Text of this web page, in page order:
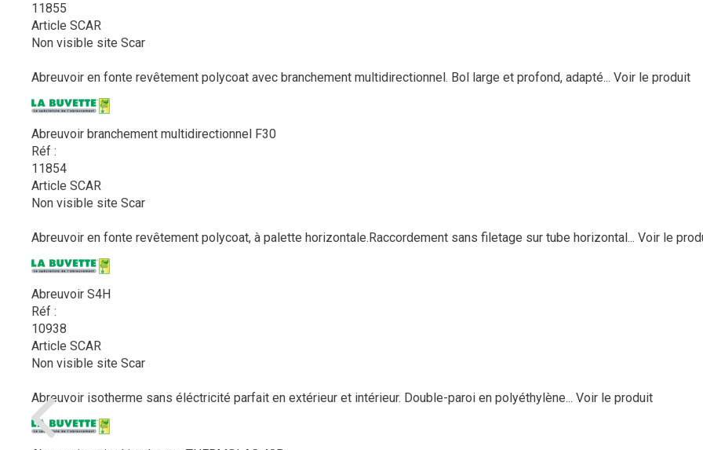
11855
Article SCAR
Non visible site Scar
Abreuvoir en fonte revêtement polycoat avec branchement multidirectionnel. Bol large et profond, adapté... Voir le produit
Abreuvoir branchement multidirectionnel F30
Réf :
11854
Article SCAR
Non visible site Scar
Abreuvoir en fonte revêtement polycoat, à palette horizontale.Raccordement sans filetage sur tube horizontal... Voir le
Abreuvoir S4H
Réf :
10938
Article SCAR
Non visible site Scar
Abreuvoir isotherme sans éléctricité parfait en extérieur et intérieur. Double-paroi en polyéthylène... Voir le produit